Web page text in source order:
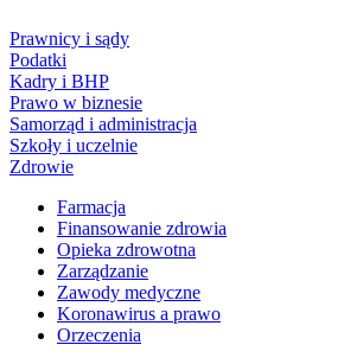
Prawnicy i sądy
Podatki
Kadry i BHP
Prawo w biznesie
Samorząd i administracja
Szkoły i uczelnie
Zdrowie
Farmacja
Finansowanie zdrowia
Opieka zdrowotna
Zarządzanie
Zawody medyczne
Koronawirus a prawo
Orzeczenia